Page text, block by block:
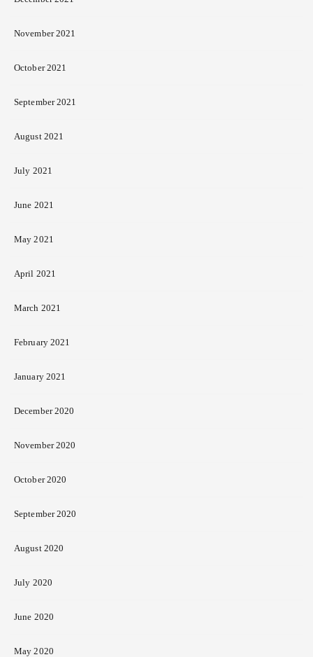
November 2021
October 2021
September 2021
August 2021
July 2021
June 2021
May 2021
April 2021
March 2021
February 2021
January 2021
December 2020
November 2020
October 2020
September 2020
August 2020
July 2020
June 2020
May 2020